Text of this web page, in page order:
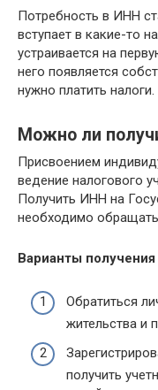
Потребность в ИНН
вступает в какие-то
устраивается на
него появляется
нужно платить налоги.
Можно ли
Присвоением
ведение налогового
Получить ИНН на
необходимо
Варианты
Обратиться
жительства и
получить